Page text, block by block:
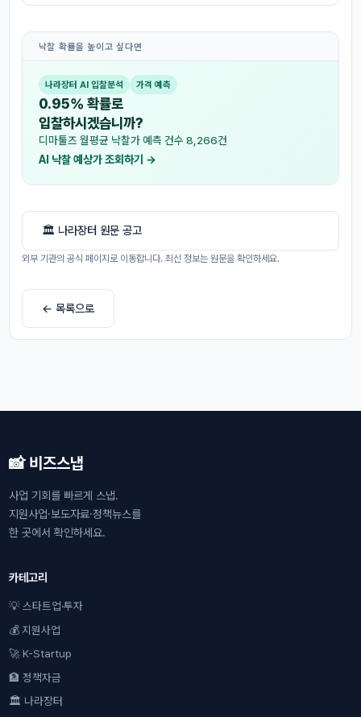
낙찰 확률을 높이고 싶다면
나라장터 AI 입찰분석 가격 예측
0.95% 확률로
입찰하시겠습니까?
디마툴즈 월평균 낙찰가 예측 건수 8,266건
AI 낙찰 예상가 조회하기 →
🏛 나라장터 원문 공고
외부 기관의 공식 페이지로 이동합니다. 최신 정보는 원문을 확인하세요.
← 목록으로
📸 비즈스냅
사업 기회를 빠르게 스냅.
지원사업·보도자료·정책뉴스를
한 곳에서 확인하세요.
카테고리
💡 스타트업·투자
💰 지원사업
🚀 K-Startup
🏦 정책자금
🏛 나라장터